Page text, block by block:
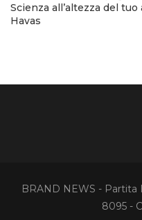
Scienza all’altezza del
Havas
BRAND NEWS - Partita
8095 -